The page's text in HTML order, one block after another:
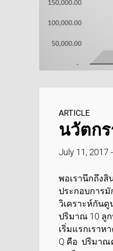
ARTICLE
นวัตก
July 11, 2017 -
พอเรานึกถึงสิ
ประกอบการ
วิเคราะห์กันดู
ปริมาณ 10 ลูก
เริ่มแรกเรา
Q คือ ปริมาณ